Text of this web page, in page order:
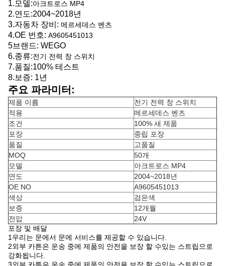
1. 모델:아크트로스 MP4
2.연도:2004~2018년
3.자동차 장비: 메르세데스 벤츠
4.OE 번호: A9605451013
5브랜드: WEGO
6.종류:전기 전력 창 스위치
7.품질:100% 테스트
8. 보증: 1년
주요 파라미터:
제품 이름
전기 전력 창 스위치
적용
메르세데스 벤츠
조건
100% 새 제품
포장
중립 포장
품질
고품질
MOQ
50개
모델
아크트로스 MP4
연도
2004~2018년
OE NO
A9605451013
색상
검은색
보증
12개월
전압
24V
포장 및 배달
1우리는 문에서 문에 서비스를 제공할 수 있습니다.
2외부 카튼은 운송 중에 제품의 안전을 보장 할 수있는 스트립으로
강화됩니다.